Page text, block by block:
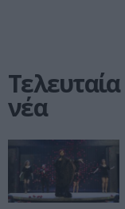
Τελευταία
νέα